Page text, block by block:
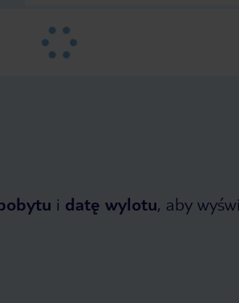
i datę wylotu, aby